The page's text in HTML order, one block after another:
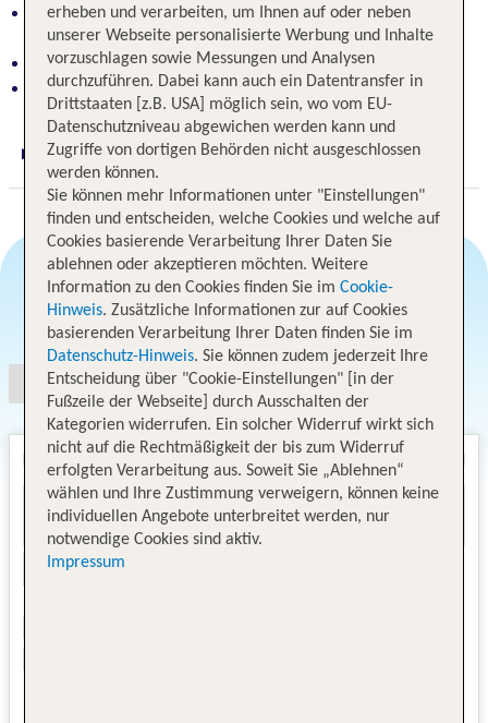
Direkt an der historischen Brühlschen Terrasse
gelegen
Nur wenige Minuten zu Frauenkirche und Zwinger
Cafés, Restaurants und Geschäfte vor der Tür
Digitaler und telefonischer 24/7 TUI Service
Angebotsauswahl
erheben und verarbeiten, um Ihnen auf oder neben
unserer Webseite personalisierte Werbung und Inhalte
vorzuschlagen sowie Messungen und Analysen
durchzuführen. Dabei kann auch ein Datentransfer in
Drittstaaten [z.B. USA] möglich sein, wo vom EU-
Datenschutzniveau abgewichen werden kann und
Zugriffe von dortigen Behörden nicht ausgeschlossen
werden können.
Sie können mehr Informationen unter "Einstellungen"
finden und entscheiden, welche Cookies und welche auf
Cookies basierende Verarbeitung Ihrer Daten Sie
ablehnen oder akzeptieren möchten. Weitere
Information zu den Cookies finden Sie im Cookie-
Hinweis. Zusätzliche Informationen zur auf Cookies
basierenden Verarbeitung Ihrer Daten finden Sie im
Datenschutz-Hinweis. Sie können zudem jederzeit Ihre
Entscheidung über "Cookie-Einstellungen" [in der
Fußzeile der Webseite] durch Ausschalten der
Kategorien widerrufen. Ein solcher Widerruf wirkt sich
nicht auf die Rechtmäßigkeit der bis zum Widerruf
erfolgten Verarbeitung aus. Soweit Sie „Ablehnen“
wählen und Ihre Zustimmung verweigern, können keine
individuellen Angebote unterbreitet werden, nur
notwendige Cookies sind aktiv.
Impressum